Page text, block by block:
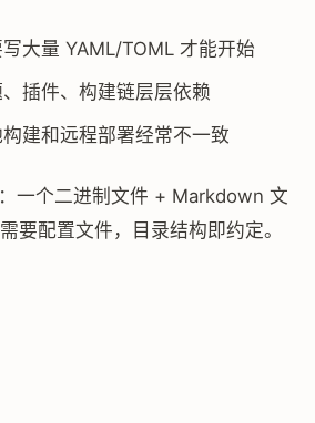
写大量 YAML/TOML 才能开始
、插件、构建链层层依赖
构建和远程部署经常不一致
一个二进制文件 + Markdown 文
要配置文件，目录结构即约定。